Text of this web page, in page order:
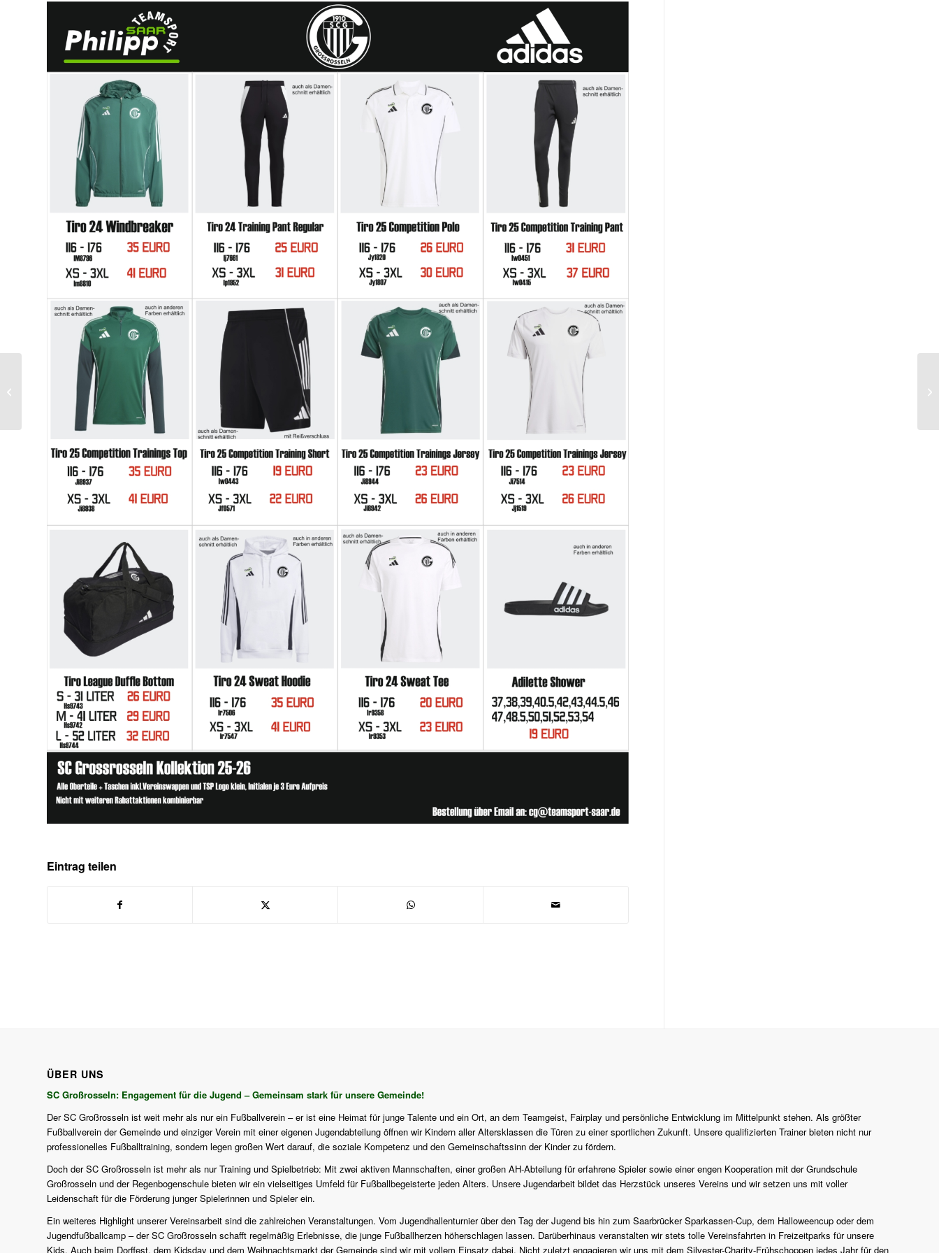
Eintrag teilen
ÜBER UNS
SC Großrosseln: Engagement für die Jugend – Gemeinsam stark für unsere Gemeinde!
Der SC Großrosseln ist weit mehr als nur ein Fußballverein – er ist eine Heimat für junge Talente und ein Ort, an dem Teamgeist, Fairplay und persönliche Entwicklung im Mittelpunkt stehen. Als größter
Fußballverein der Gemeinde und einziger Verein mit einer eigenen Jugendabteilung öffnen wir Kindern aller Altersklassen die Türen zu einer sportlichen Zukunft. Unsere qualifizierten Trainer bieten nicht nur
professionelles Fußballtraining, sondern legen großen Wert darauf, die soziale Kompetenz und den Gemeinschaftssinn der Kinder zu fördern.
Doch der SC Großrosseln ist mehr als nur Training und Spielbetrieb: Mit zwei aktiven Mannschaften, einer großen AH-Abteilung für erfahrene Spieler sowie einer engen Kooperation mit der Grundschule
Großrosseln und der Regenbogenschule bieten wir ein vielseitiges Umfeld für Fußballbegeisterte jeden Alters. Unsere Jugendarbeit bildet das Herzstück unseres Vereins und wir setzen uns mit voller
Leidenschaft für die Förderung junger Spielerinnen und Spieler ein.
Ein weiteres Highlight unserer Vereinsarbeit sind die zahlreichen Veranstaltungen. Vom Jugendhallenturnier über den Tag der Jugend bis hin zum Saarbrücker Sparkassen-Cup, dem Halloweencup oder dem
Jugendfußballcamp – der SC Großrosseln schafft regelmäßig Erlebnisse, die junge Fußballherzen höherschlagen lassen. Darüberhinaus veranstalten wir stets tolle Vereinsfahrten in Freizeitparks für unsere
Kids. Auch beim Dorffest, dem Kidsday und dem Weihnachtsmarkt der Gemeinde sind wir mit vollem Einsatz dabei. Nicht zuletzt engagieren wir uns mit dem Silvester-Charity-Frühschoppen jedes Jahr für den
1. Mannschaft erfüllt
Pflichtaufgabe